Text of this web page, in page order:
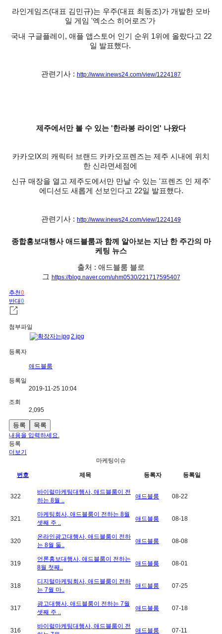
라인게임즈(대표 김민규)는 우주(대표 최동조)가 개발한 모바
일 게임 '엑소스 히어로즈'가
국내 구글플레이, 애플 앱스토어 인기 순위 1위에 올랐다고 22
일 발표했다.
관련기사 : http://www.inews24.com/view/1224187
제주에서만 볼 수 있는 '한라봉 라이언' 나왔다
카카오IX의 캐릭터 브랜드 카카오프렌즈는 제주 시내에 위치
한 신라면세점에
신규 매장을 열고 제주도에서만 만날 수 있는 '프렌즈 인 제주'
에디션도 새롭게 선보인다고 22일 발표했다.
관련기사 : http://www.inews24.com/view/1224149
종합홍보대행사 애드블룸과 함께 알아보는 지난 한 주간의 마
케팅 뉴스
출처 : 애드블룸 블로
그 https://blog.naver.com/uhm0530/221717595407
추천0
반대0
첨부파일
2.jpg
등록자
애드블룸
등록일
2019-11-25 10:04
조회
2,095
등록 목록
내용을 입력하세요.
등록
더보기
마케팅이슈
번호 제목 등록자 등록일
322
바이럴마케팅대행사, 애드블룸이 전
하는 8월 ..
애드블룸 08-22
321
마케팅회사, 애드블룸이 전하는 8월
셋째 주 ..
애드블룸 08-18
320
온라인광고대행사, 애드블룸이 전하
는 8월 둘..
애드블룸 08-08
319
언론홍보대행사, 애드블룸이 전하는
8월 첫째..
애드블룸 08-01
318
디지털마케팅회사, 애드블룸이 전하
는 7월 마..
애드블룸 07-25
317
광고대행사, 애드블룸이 전하는 7월
셋째 주 ..
애드블룸 07-18
316
바이럴마케팅대행사, 애드블룸이 전
애드블룸 07-11